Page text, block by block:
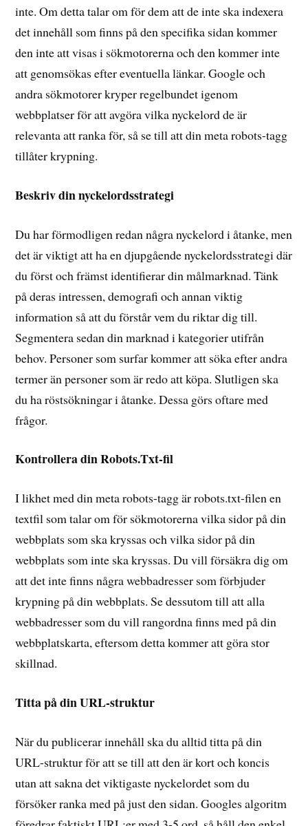
inte. Om detta talar om för dem att de inte ska indexera
det innehåll som finns på den specifika sidan kommer
den inte att visas i sökmotorerna och den kommer inte
att genomsökas efter eventuella länkar. Google och
andra sökmotorer kryper regelbundet igenom
webbplatser för att avgöra vilka nyckelord de är
relevanta att ranka för, så se till att din meta robots-tagg
tillåter krypning.
Beskriv din nyckelordsstrategi
Du har förmodligen redan några nyckelord i åtanke, men
det är viktigt att ha en djupgående nyckelordsstrategi där
du först och främst identifierar din målmarknad. Tänk
på deras intressen, demografi och annan viktig
information så att du förstår vem du riktar dig till.
Segmentera sedan din marknad i kategorier utifrån
behov. Personer som surfar kommer att söka efter andra
termer än personer som är redo att köpa. Slutligen ska
du ha röstsökningar i åtanke. Dessa görs oftare med
frågor.
Kontrollera din Robots.Txt-fil
I likhet med din meta robots-tagg är robots.txt-filen en
textfil som talar om för sökmotorerna vilka sidor på din
webbplats som ska kryssas och vilka sidor på din
webbplats som inte ska kryssas. Du vill försäkra dig om
att det inte finns några webbadresser som förbjuder
krypning på din webbplats. Se dessutom till att alla
webbadresser som du vill rangordna finns med på din
webbplatskarta, eftersom detta kommer att göra stor
skillnad.
Titta på din URL-struktur
När du publicerar innehåll ska du alltid titta på din
URL-struktur för att se till att den är kort och koncis
utan att sakna det viktigaste nyckelordet som du
försöker ranka med på just den sidan. Googles algoritm